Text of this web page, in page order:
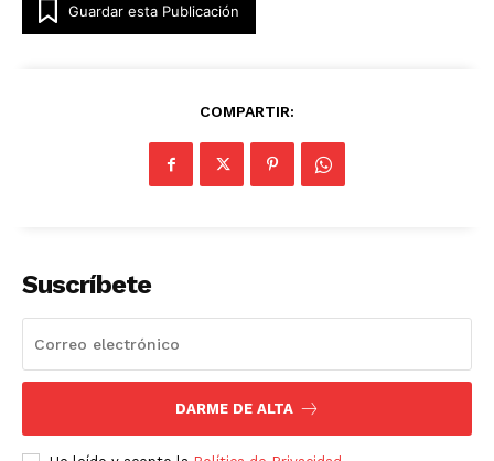
Luces
Del Siglo
Guardar esta Publicación
COMPARTIR:
Suscríbete
DARME DE ALTA